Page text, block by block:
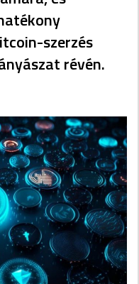
szerzés
révén.